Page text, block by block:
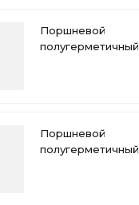
Поршневой
полугерметичный
Поршневой
полугерметичный